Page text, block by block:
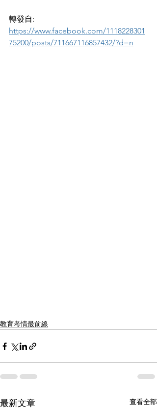
轉發自:
https://www.facebook.com/1118228301
75200/posts/711667116857432/?d=n
教育考情最前線
最新文章 查看全部